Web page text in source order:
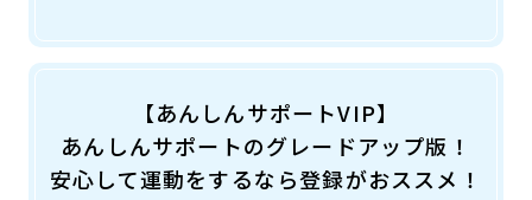
【あんしんサポートVIP】
あんしんサポートのグレードアップ版！
安心して運動をするなら登録がおススメ！